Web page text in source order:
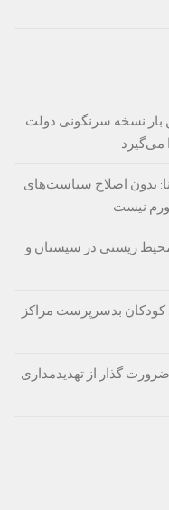
بار نسخه سرنگونی دولت
می‌گیرد
بدون اصلاح سیاست‌های
نیست
زیستی در سیستان و
ایرنا اعلام شد؛ ۲۷ درصد کودکان بدسرپرست مراکز
گذار از تهدیدمداری